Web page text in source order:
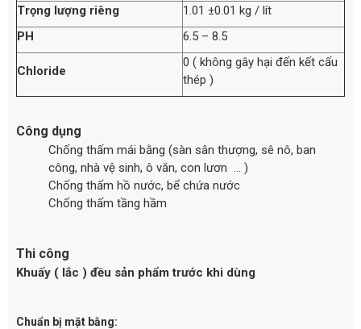
Trọng lượng riêng
1.01 ±0.01 kg / lít
PH
6.5 – 8.5
Chloride
0 ( không gây hại đến kết cấu
thép )
Công dụng
Chống thấm mái bằng (sàn sân thượng, sê nô, ban
công, nhà vệ sinh, ô văn, con lươn … )
Chống thấm hồ nước, bể chứa nước
Chống thấm tầng hầm
Thi công
Khuấy ( lắc ) đều sản phẩm trước khi dùng
Chuẩn bị mặt bằng: